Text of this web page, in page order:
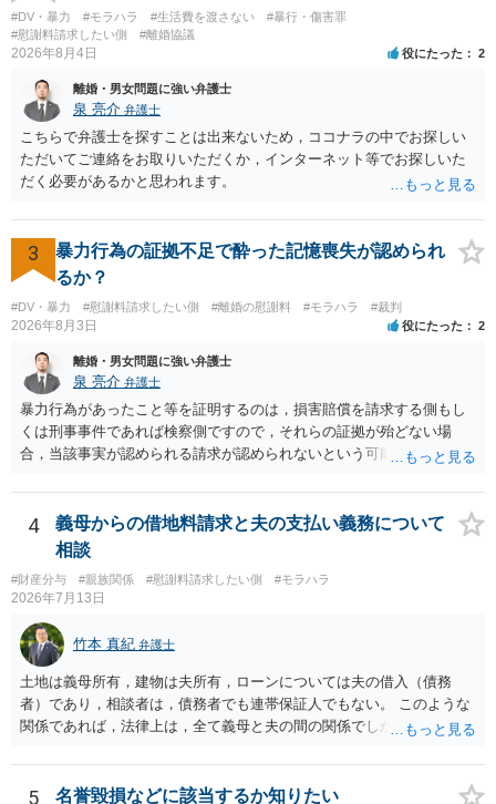
す。 お一人で対応するのは難しい側面もありますので弁護士を立てる
ことを検討されると良いかと思われます。
#DV・暴力 #モラハラ #生活費を渡さない
#暴行・傷害罪
#慰謝料請求したい側
#離婚協議
2026年8月4日 役にたった 2
離婚・男女問題に強い弁護士
泉 亮介 弁護士
こちらで弁護士を探すことは出来ないため，ココナラの中でお探しい
ただいてご連絡をお取りいただくか，インターネット等でお探しいた
だく必要があるかと思われます。
3
暴力行為の証拠不足で酔った記憶喪失が認められ
るか？
#DV・暴力 #慰謝料請求したい側 #離婚の慰謝料 #モラハラ #裁判
2026年8月3日 役にたった 2
離婚・男女問題に強い弁護士
泉 亮介 弁護士
暴力行為があったこと等を証明するのは，損害賠償を請求する側もし
くは刑事事件であれば検察側ですので，それらの証拠が殆どない場
合，当該事実が認められる請求が認められないという可能性はあるで
4
義母からの借地料請求と夫の支払い義務について
相談
#財産分与 #親族関係 #慰謝料請求したい側 #モラハラ
2026年7月13日
竹本 真紀 弁護士
土地は義母所有，建物は夫所有，ローンについては夫の借入（債務
者）であり，相談者は，債務者でも連帯保証人でもない。 このような
関係であれば，法律上は，全て義母と夫の間の関係でしかありませ
せる）がされていたのでしょうかね。 いずれにしても，使用貸借では
なくて賃貸借にするというのであれば，夫と義母の関係でしかありま
5 名誉毀損などに該当するか知りたい